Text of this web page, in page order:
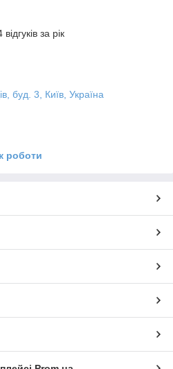
за рік
буд. 3, Київ, Україна
роботи